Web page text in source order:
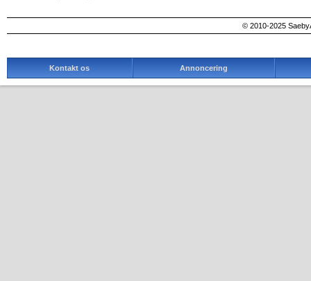
© 2010-2025
Kontakt os Annoncering